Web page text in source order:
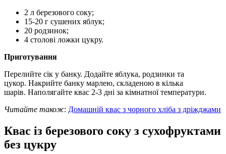
2 л березового соку;
15-20 г сушених яблук;
20 родзинок;
4 столові ложки цукру.
Приготування
Перелийте сік у банку. Додайте яблука, родзинки та
цукор. Накрийте банку марлею, складеною в кілька
шарів. Наполягайте квас 2-3 дні за кімнатної температури.
Читайте також: Домашній квас з чорного хліба з дріжджами
Квас із березового соку з сухофруктами
без цукру